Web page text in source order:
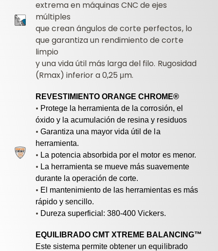
extrema en máquinas CNC de ejes
múltiples
que crean ángulos de corte perfectos, lo
que garantiza un rendimiento de corte
limpio
y una vida útil más larga del filo. Rugosidad
(Rmax) inferior a 0,25 μm.
REVESTIMIENTO ORANGE CHROME®
• Protege la herramienta de la corrosión, el
óxido y la acumulación de resina y residuos
•Garantiza una mayor vida útil de la
herramienta.
• La potencia absorbida por el motor es menor.
• La herramienta se mueve más suavemente
durante la operación de corte.
• El mantenimiento de las herramientas es más
rápido y sencillo.
• Dureza superficial: 380-400 Vickers.
EQUILIBRADO CMT XTREME BALANCING™
Este sistema permite obtener un equilibrado